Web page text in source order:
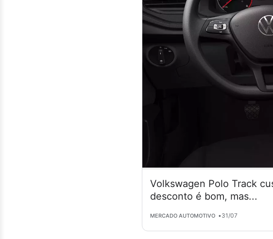
Volkswagen Polo Track
desconto é bom, mas...
MERCADO AUTOMOTIVO •31/07